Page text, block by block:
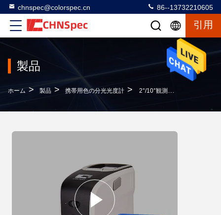
chnspec@colorspec.cn 86--13732210605
引用
製品
ホーム > 製品 > 携帯用色の分光光度計 > 2°/10°観測角携帯用色の分光光度計の生地の純白の測定